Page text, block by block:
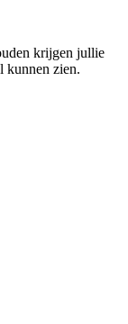
krijgen jullie
kunnen zien.